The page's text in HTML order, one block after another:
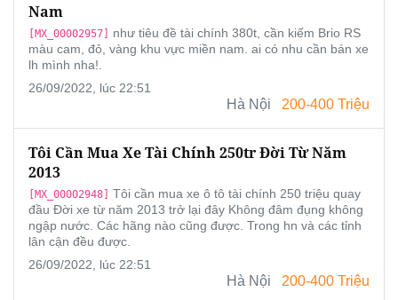
Nam
[MX_00002957] như tiêu đề tài chính 380t, cần kiếm Brio RS
màu cam, đỏ, vàng khu vực miền nam. ai có nhu cần bán xe
lh mình nha!.
26/09/2022, lúc 22:51
Hà Nội 200-400 Triệu
Tôi Cần Mua Xe Tài Chính 250tr Đời Từ Năm
2013
[MX_00002948] Tôi cần mua xe ô tô tài chính 250 triệu quay
đầu Đời xe từ năm 2013 trở lại đây Không đâm đụng không
ngập nước. Các hãng nào cũng được. Trong hn và các tỉnh
lân cận đều được.
26/09/2022, lúc 22:51
Hà Nội 200-400 Triệu